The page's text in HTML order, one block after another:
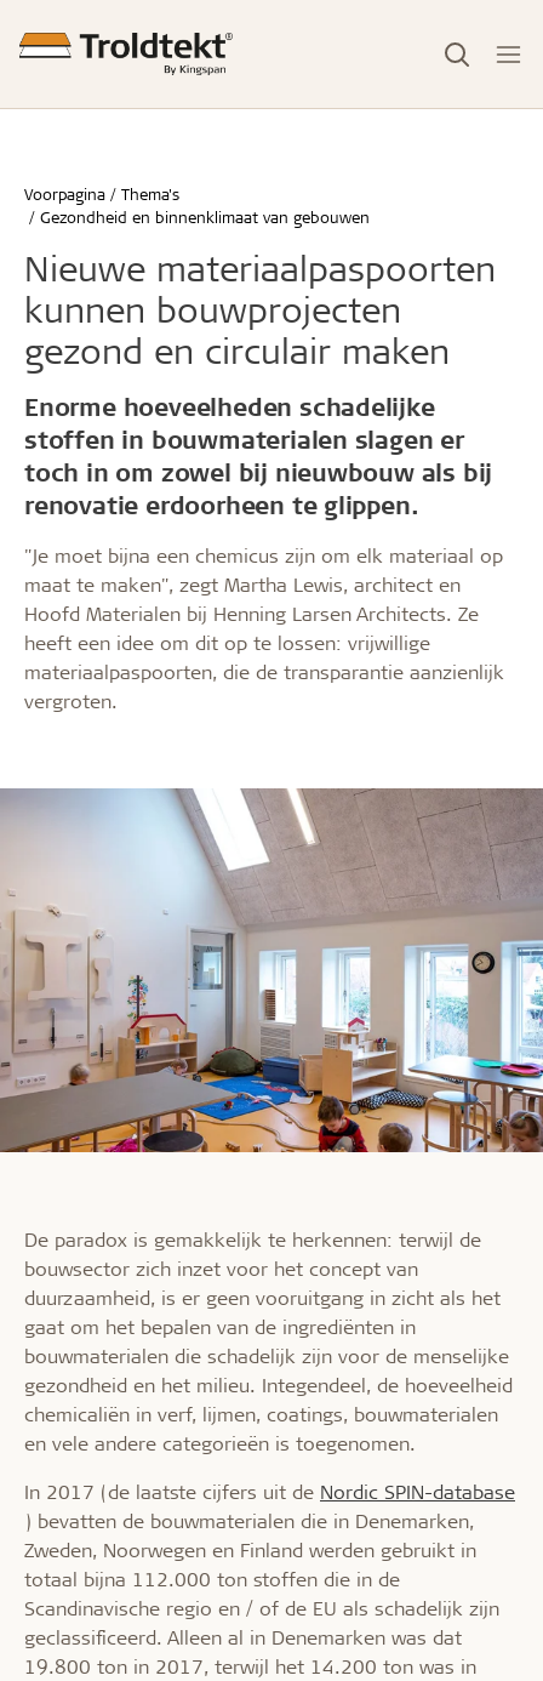
Voorpagina
Thema's
Gezondheid en binnenklimaat van gebouwen
Nieuwe materiaalpaspoorten
kunnen bouwprojecten
gezond en circulair maken
Enorme hoeveelheden schadelijke
stoffen in bouwmaterialen slagen er
toch in om zowel bij nieuwbouw als bij
renovatie erdoorheen te glippen.
"Je moet bijna een chemicus zijn om elk materiaal op
maat te maken", zegt Martha Lewis, architect en
Hoofd Materialen bij Henning Larsen Architects. Ze
heeft een idee om dit op te lossen: vrijwillige
materiaalpaspoorten, die de transparantie aanzienlijk
vergroten.
De paradox is gemakkelijk te herkennen: terwijl de
bouwsector zich inzet voor het concept van
duurzaamheid, is er geen vooruitgang in zicht als het
gaat om het bepalen van de ingrediënten in
bouwmaterialen die schadelijk zijn voor de menselijke
gezondheid en het milieu. Integendeel, de hoeveelheid
chemicaliën in verf, lijmen, coatings, bouwmaterialen
en vele andere categorieën is toegenomen.
In 2017 (de laatste cijfers uit de Nordic SPIN-database
) bevatten de bouwmaterialen die in Denemarken,
Zweden, Noorwegen en Finland werden gebruikt in
totaal bijna 112.000 ton stoffen die in de
Scandinavische regio en / of de EU als schadelijk zijn
geclassificeerd. Alleen al in Denemarken was dat
19.800 ton in 2017, terwijl het 14.200 ton was in